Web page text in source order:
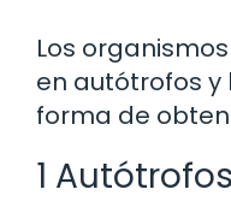
Los
en autótrofos y
forma de
1